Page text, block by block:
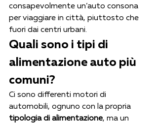
consapevolmente un’auto consona
per viaggiare in città, piuttosto che
fuori dai centri urbani.
Quali sono i tipi di
alimentazione auto più
comuni?
Ci sono differenti motori di
automobili, ognuno con la propria
tipologia di alimentazione, ma un